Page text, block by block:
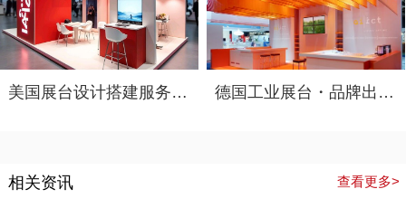
美国展台设计搭建服务选择指南：出境参展中国企业必读 德国工业展台・品牌出海跃升：2026年德国展台设计搭建服务商选择指南
相关资讯 查看更多>